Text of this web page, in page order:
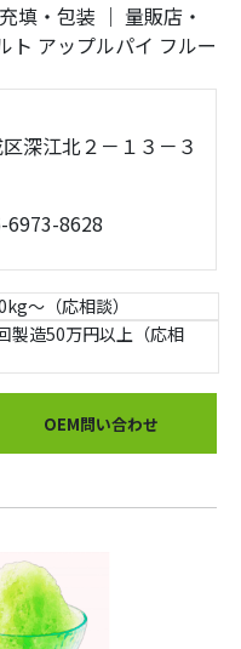
充填・包装 ｜ 量販店・
ト アップルパイ フルー
深江北２－１３－３
6973-8628
～（応相談）
製造50万円以上（応相
OEM問い合わせ